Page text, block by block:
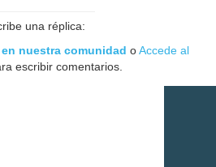
una réplica:
nuestra comunidad oAccede al
escribir comentarios.